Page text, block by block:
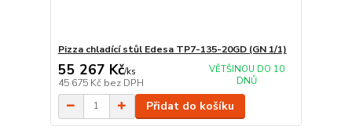
Pizza chladící stůl Edesa TP7-135-20GD (GN 1/1)
55 267 Kč/ks
45 675 Kč bez DPH
VĚTŠINOU DO 10
DNŮ
Přidat do košíku